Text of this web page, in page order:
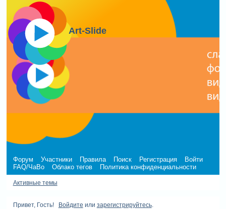
Art-Slide
Форум Участники Правила Поиск Регистрация
Войти
FAQ/ЧаВо
Облако тегов Политика конфиденциальности
Активные темы
Привет, Гость! Войдите или зарегистрируйтесь.